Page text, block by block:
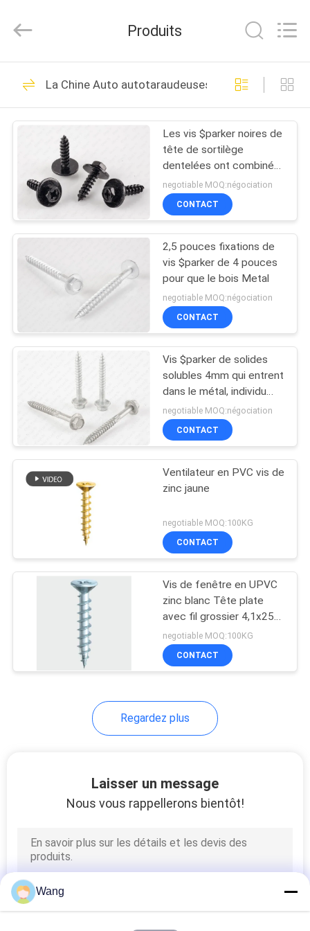
MAISON
PRODUITS
SUJET
NOUS
VISITE
D'USINE
CONTRÔLE
QUALITÉ
CONTACTEZ-
NOUS
NOUVELLES
DEMANDEZ
UNE
CITATION
Chaoyi
Fastener.
Rights
Vis en acier
inoxydable
28
Vis de carton gris
32
Self vis de forage.
26
Auto
autotaraudeuses
Vis à tête de
cloisons sèches
18
Vis non standard
Produits
La Chine Auto autotaraudeuses
Les vis $parker noires de
tête de sortilège
dentelées ont combiné
l'électrophorèse de
Sems
negotiable MOQ:négociation
CONTACT
2,5 pouces fixations de
vis $parker de 4 pouces
pour que le bois Metal
negotiable MOQ:négociation
CONTACT
Vis $parker de solides
solubles 4mm qui entrent
dans le métal, individu
filetant des vis de
machine
negotiable MOQ:négociation
CONTACT
Ventilateur en PVC vis de
zinc jaune
negotiable MOQ:100KG
CONTACT
Vis de fenêtre en UPVC
zinc blanc Tête plate
avec fil grossier 4,1x25
mm
negotiable MOQ:100KG
CONTACT
Regardez plus
Laisser un message
Nous vous rappellerons bientôt!
Wang